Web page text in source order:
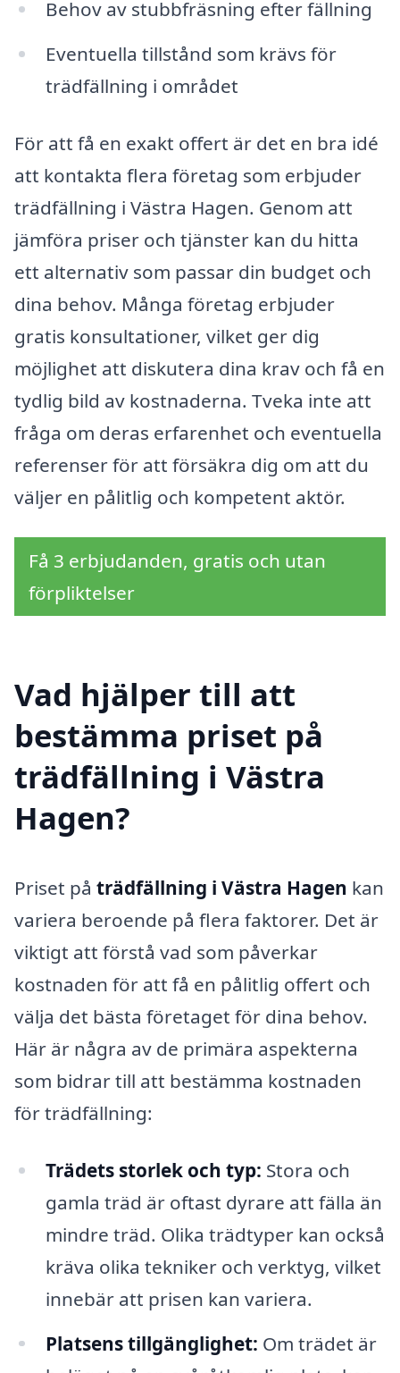
Behov av stubbfräsning efter fällning
Eventuella tillstånd som krävs för
trädfällning i området
För att få en exakt offert är det en bra idé
att kontakta flera företag som erbjuder
trädfällning i Västra Hagen. Genom att
jämföra priser och tjänster kan du hitta
ett alternativ som passar din budget och
dina behov. Många företag erbjuder
gratis konsultationer, vilket ger dig
möjlighet att diskutera dina krav och få en
tydlig bild av kostnaderna. Tveka inte att
fråga om deras erfarenhet och eventuella
referenser för att försäkra dig om att du
väljer en pålitlig och kompetent aktör.
Få 3 erbjudanden, gratis och utan
förpliktelser
Vad hjälper till att
bestämma priset på
trädfällning i Västra
Hagen?
Priset på trädfällning i Västra Hagen kan
variera beroende på flera faktorer. Det är
viktigt att förstå vad som påverkar
kostnaden för att få en pålitlig offert och
välja det bästa företaget för dina behov.
Här är några av de primära aspekterna
som bidrar till att bestämma kostnaden
för trädfällning:
Trädets storlek och typ: Stora och
gamla träd är oftast dyrare att fälla än
mindre träd. Olika trädtyper kan också
kräva olika tekniker och verktyg, vilket
innebär att prisen kan variera.
Platsens tillgänglighet: Om trädet är